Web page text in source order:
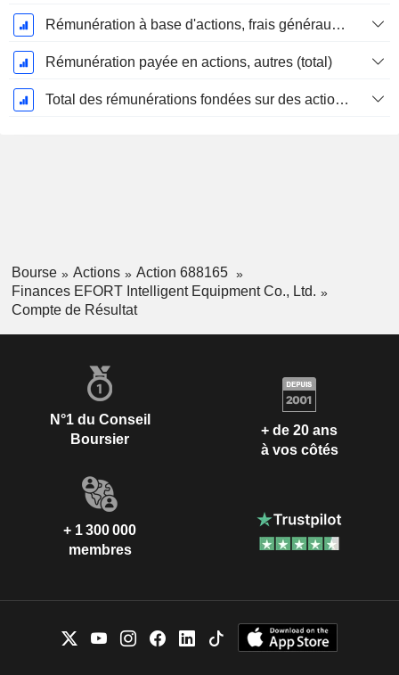
Rémunération à base d'actions, frais généraux et administratifs (total)
Rémunération payée en actions, autres (total)
Total des rémunérations fondées sur des actions
Bourse Actions
Action 688165
Finances EFORT Intelligent Equipment Co., Ltd.
Compte de Résultat
N°1 du Conseil
Boursier
+ de 20 ans
à vos côtés
+ 1 300 000
membres